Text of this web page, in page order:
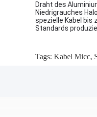
Draht des
Niedrigrauches
spezielle Kabel bis
Standards
Tags: Kabel Micc,